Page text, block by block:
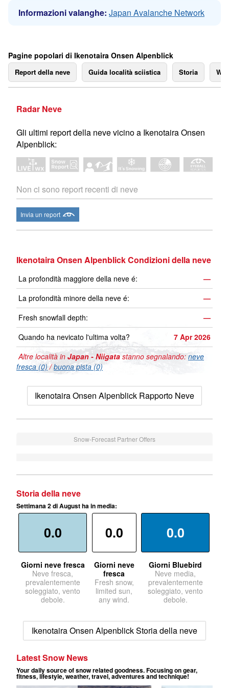
Informazioni valanghe: Japan Avalanche Network
Pagine popolari di Ikenotaira Onsen Alpenblick
Report della neve Guida località sciistica Storia
Radar Neve
Gli ultimi report della neve vicino a Ikenotaira Onsen
Alpenblick:
Non ci sono report recenti di neve
Invia un report
Ikenotaira Onsen Alpenblick Condizioni della neve
La profondità maggiore della neve é:
—
La profondità minore della neve é:
—
Fresh snowfall depth:
—
Quando ha nevicato l'ultima volta?
7 Apr 2026
Altre località in Japan - Niigata stanno segnalando: neve
fresca (0)/buona pista (0)
Ikenotaira Onsen Alpenblick Rapporto Neve
Snow-Forecast Partner Offers
Storia della neve
Settimana 2 di August ha in media:
0.0
Giorni neve fresca
Neve fresca,
prevalentemente
soleggiato, vento
debole.
0.0
Giorni neve
fresca
Fresh snow,
limited sun,
any wind.
0.0
Giorni Bluebird
Neve media,
prevalentemente
soleggiato, vento
debole.
Ikenotaira Onsen Alpenblick Storia della neve